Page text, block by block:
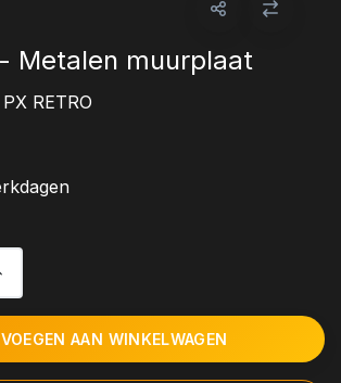
Metalen muurplaat
PX RETRO
AAN WINKELWAGEN